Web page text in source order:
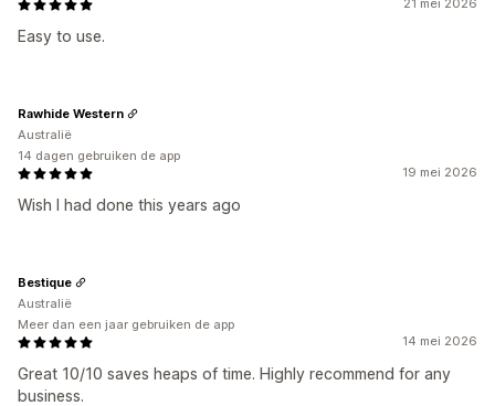
21 mei 2026
Easy to use.
19 mei 2026
Wish I had done this years ago
Rawhide Western
Australië
14 dagen gebruiken de app
14 mei 2026
Great 10/10 saves heaps of time. Highly recommend for any
business.
Bestique
Australië
Meer dan een jaar gebruiken de app